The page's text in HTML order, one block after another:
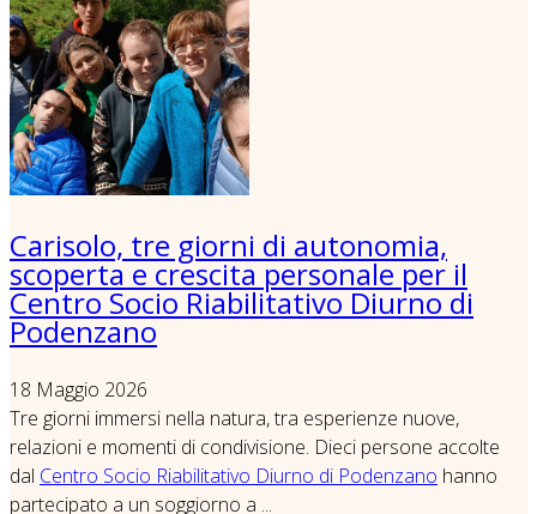
Carisolo, tre giorni di autonomia,
scoperta e crescita personale per il
Centro Socio Riabilitativo Diurno di
Podenzano
18 Maggio 2026
Tre giorni immersi nella natura, tra esperienze nuove,
relazioni e momenti di condivisione. Dieci persone accolte
dal Centro Socio Riabilitativo Diurno di Podenzano hanno
partecipato a un soggiorno a ...